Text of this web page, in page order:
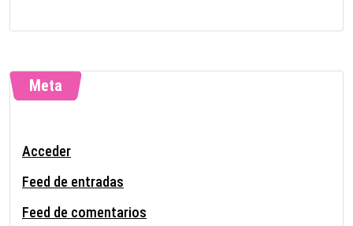
Meta
Acceder
Feed de entradas
Feed de comentarios